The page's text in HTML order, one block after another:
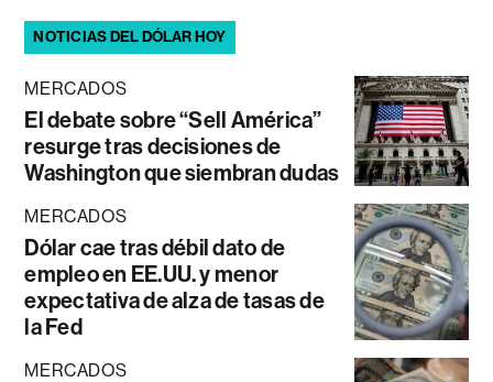
NOTICIAS DEL DÓLAR HOY
MERCADOS
El debate sobre “Sell América”
resurge tras decisiones de
Washington que siembran dudas
MERCADOS
Dólar cae tras débil dato de
empleo en EE.UU. y menor
expectativa de alza de tasas de
la Fed
MERCADOS